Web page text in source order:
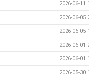
2026-06-11
2026-06-05
2026-06-05
2026-06-01
2026-06-01
2026-05-30